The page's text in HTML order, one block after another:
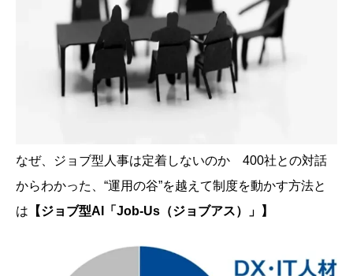
なぜ、ジョブ型人事は定着しないのか 400社との対話
からわかった、“運用の谷”を越えて制度を動かす方法と
は 【ジョブ型AI「Job-Us（ジョブアス）」】